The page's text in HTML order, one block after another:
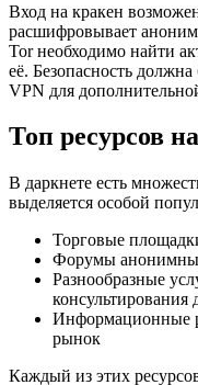
Вход на кракен
расшифровывает
Tor необходимо найти
её. Безопасность
VPN для
Топ ресурсов
В даркнете есть
выделяется особой
Торговые
Форумы
Разнообразные
консультирования
Информационные
рынок
Каждый из этих